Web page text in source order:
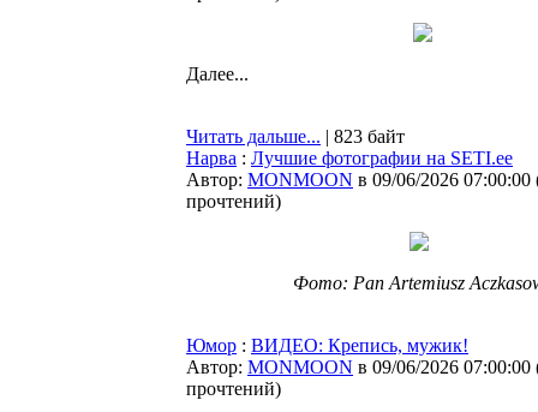
Далее...
Читать дальше... | 823 байт
Нарва : Лучшие фотографии на SETI.ee
Автор: MONMOON в 09/06/2026 07:00:00
прочтений)
Фото: Pan Artemiusz
Юмор : ВИДЕО: Крепись, мужик!
Автор: MONMOON в 09/06/2026 07:00:00
прочтений)